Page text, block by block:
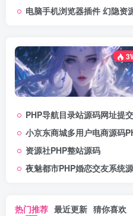
电脑手机浏览器插件 幻隐资
PHP导航目录站源码网址提
小京东商城多用户电商源码
资源社PHP整站源码
夜魅都市PHP婚恋交友系统
热门推荐 最近更新 猜你喜欢